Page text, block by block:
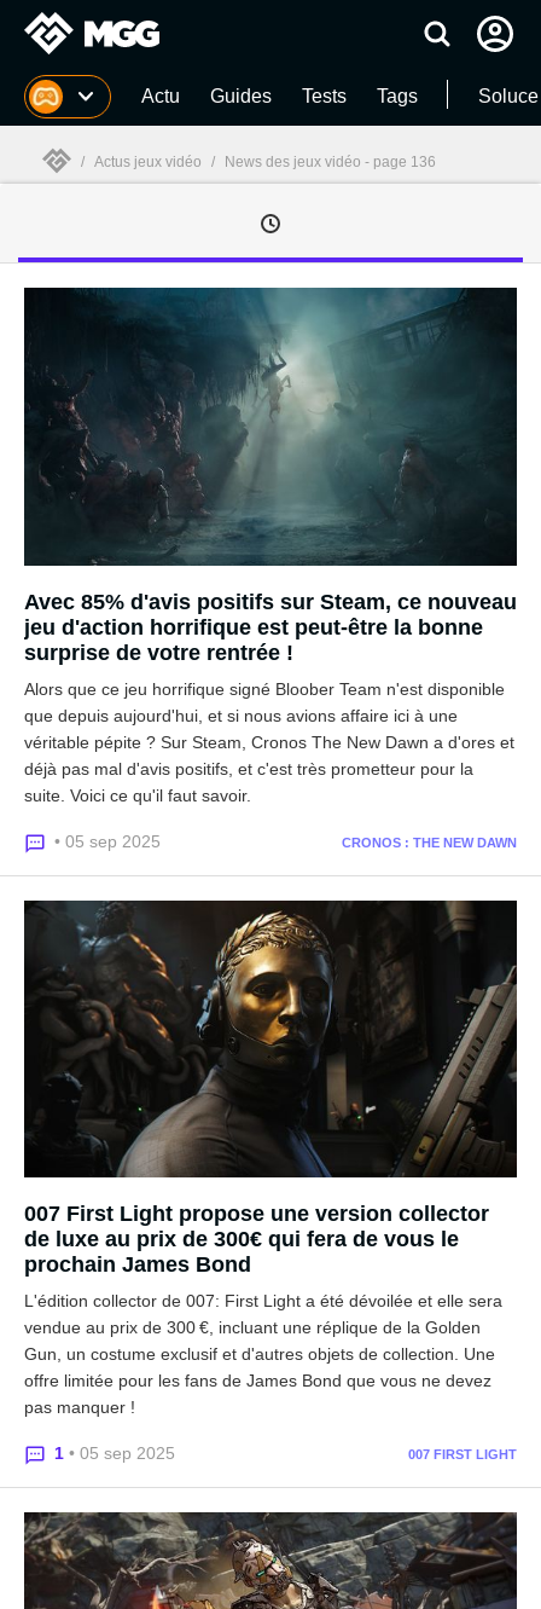
MGG Actu Guides Tests Tags
/ Actus jeux vidéo / News des jeux vidéo - page 136
Avec 85% d'avis positifs sur Steam, ce nouveau
jeu d'action horrifique est peut-être la bonne
surprise de votre rentrée !
Alors que ce jeu horrifique signé Bloober Team n'est disponible
que depuis aujourd'hui, et si nous avions affaire ici à une
véritable pépite ? Sur Steam, Cronos The New Dawn a d'ores et
déjà pas mal d'avis positifs, et c'est très prometteur pour la
suite. Voici ce qu'il faut savoir.
• 05 sep 2025 CRONOS : THE NEW DAWN
007 First Light propose une version collector
de luxe au prix de 300€ qui fera de vous le
prochain James Bond
L'édition collector de 007: First Light a été dévoilée et elle sera
vendue au prix de 300 €, incluant une réplique de la Golden
Gun, un costume exclusif et d'autres objets de collection. Une
offre limitée pour les fans de James Bond que vous ne devez
pas manquer !
1 • 05 sep 2025 007 FIRST LIGHT